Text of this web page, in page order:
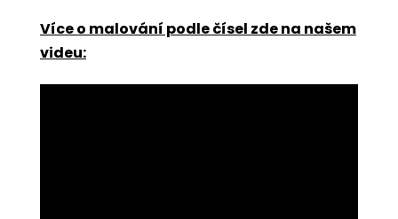
Více o malování podle čísel zde na našem
videu: